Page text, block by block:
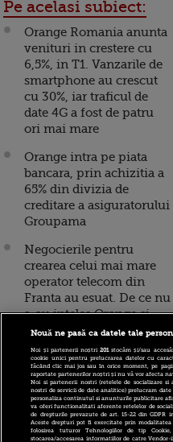
Pe acelasi subiect:
Orange Romania anunta
venituri in crestere cu
6,5%, in T1. Vanzarile de
smartphone au crescut
cu 30%, iar traficul de
date 4G a fost de patru
ori mai mare
Orange intra pe piata
bancara, prin achizitia a
65% din divizia de
creditare a asiguratorului
Groupama
Negocierile pentru
crearea celui mai mare
operator telecom din
Franta au esuat. De ce nu
s-au inteles Orange si
Bouygues
Orange Romania,
investigata de
Concurenta pentru
posibil abuz de pozitie
dominanta
Nouă ne pasă ca datele tale
Noi și partenerii noștri201stocăm și/sau
cookie unici pentru prelucrarea datelor cu
făcând clic mai jos sau în orice moment, pe
raportate partenerilor noștri și nu vă vor afecta
Noi si partenerii nostri (retelele de socializare
nostri de servicii de date analitice) prelucram
personaliza continutul si anunturile publicitare
va oferi functionalitati aferente retelelor de
de drepturile prevazute de art. 15-22 din GDPR
Aceste drepturi pot fi exercitate prin
folosirea tuturor Tehnologiilor de tip
stocarea/accesarea informatiilor de catre